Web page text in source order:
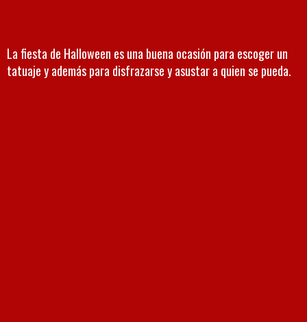
La fiesta de Halloween es una buena ocasión para escoger un
tatuaje y además para disfrazarse y asustar a quien se pueda.